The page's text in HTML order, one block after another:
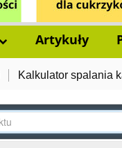
Artykuły
Kalkulator spalania